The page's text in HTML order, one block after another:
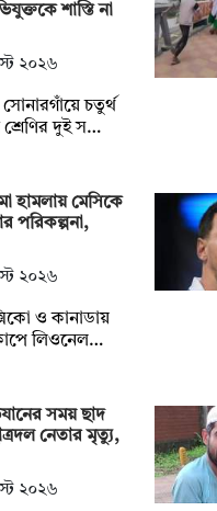
শাস্তি না
২০২৬
সোনারগাঁয়ে চতুর্থ
শ্রেণির দুই স…
হামলায় মেসিকে
পরিকল্পনা,
২০২৬
ও কানাডায়
লিওনেল…
সময় ছাদ
নেতার মৃত্যু,
২০২৬